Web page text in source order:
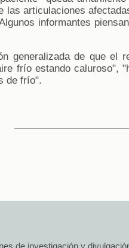
las articulaciones
informantes
generalizada de que el
frío estando caluroso",
de frío".